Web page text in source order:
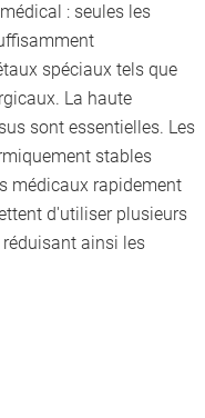
: seules les
spéciaux tels que
La haute
sont essentielles. Les
stables
médicaux rapidement
d'utiliser plusieurs
ainsi les